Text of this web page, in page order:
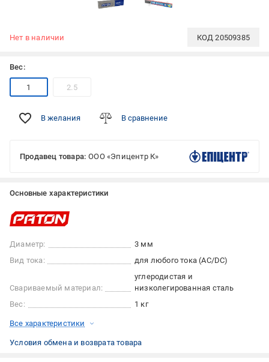
Нет в наличии КОД20509385
Вес:
1 2.5
В желания В сравнение
Продавец товара: ООО «Эпицентр К»
Основные характеристики
Диаметр:
3 мм
Вид тока:
для любого тока (AC/DC)
Свариваемый материал:
углеродистая и
низколегированная сталь
Вес:
1 кг
Все характеристики
Условия обмена и возврата товара